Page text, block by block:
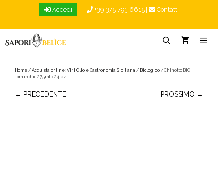
Accedi +39 375 793 6615 Contatti
Home / Acquista online: Vini Olio e Gastronomia Siciliana / Biologico / Chinotto BIO
Tomarchio 275ml x 24 pz
← PRECEDENTE PROSSIMO →